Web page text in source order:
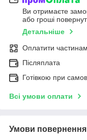
Ви отримаєте
або гроші
Детальніше
Оплатити
Післяплата
Готівкою при
Всі умови оплати
Умови повернення